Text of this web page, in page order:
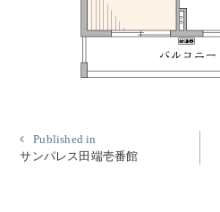
投
稿
Published in
サンパレス田端壱番館